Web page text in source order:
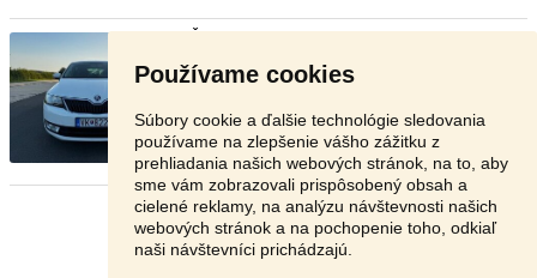
Používame cookies
Súbory cookie a ďalšie technológie sledovania
používame na zlepšenie vášho zážitku z
prehliadania našich webových stránok, na to, aby
sme vám zobrazovali prispôsobený obsah a
cielené reklamy, na analýzu návštevnosti našich
webových stránok a na pochopenie toho, odkiaľ
naši návštevníci prichádzajú.
Predám zachovalú a spoľahlivú Škodu Rapid
Veľký Krtíš - 990 01
6 350 €
Stránka: 1 2 3 Ďalšia